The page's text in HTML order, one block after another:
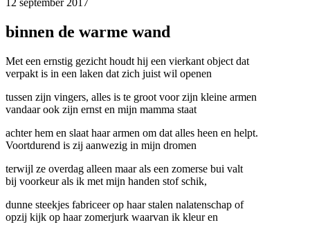
12 september 2017
binnen de warme wand
Met een ernstig gezicht houdt hij een vierkant object dat
verpakt is in een laken dat zich juist wil openen
tussen zijn vingers, alles is te groot voor zijn kleine armen
vandaar ook zijn ernst en mijn mamma staat
achter hem en slaat haar armen om dat alles heen en helpt.
Voortdurend is zij aanwezig in mijn dromen
terwijl ze overdag alleen maar als een zomerse bui valt
bij voorkeur als ik met mijn handen stof schik,
dunne steekjes fabriceer op haar stalen nalatenschap of
opzij kijk op haar zomerjurk waarvan ik kleur en